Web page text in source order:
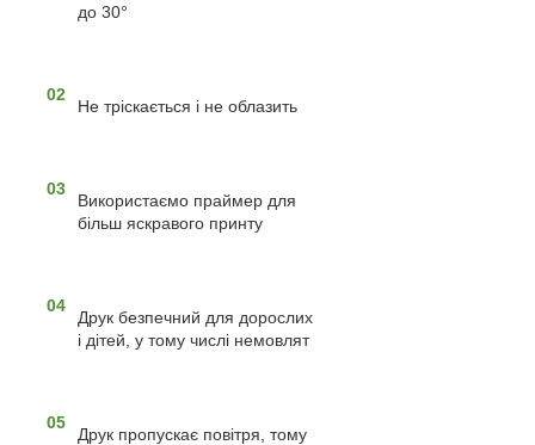
до 30°
02
Не тріскається і не облазить
03
Використаємо праймер для
більш яскравого принту
04
Друк безпечний для дорослих
і дітей, у тому числі немовлят
05
Друк пропускає повітря, тому